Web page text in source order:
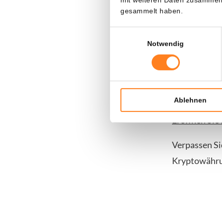
gesammelt haben.
Notwendig
Ablehnen
powered
powered by
Zahlen Sie
Tage lang
zeitlich
Eröffnen Sie
Verpassen